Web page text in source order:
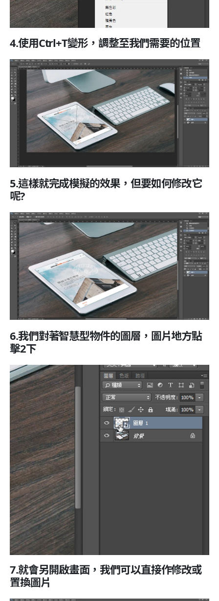
4.使用Ctrl+T變形，調整至我們需要的位置
5.這樣就完成模擬的效果，但要如何修改它
呢?
6.我們對著智慧型物件的圖層，圖片地方點
擊2下
7.就會另開啟畫面，我們可以直接作修改或
置換圖片